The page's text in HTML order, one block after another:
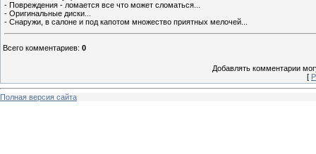
- Повреждения - ломается все что может сломаться...
- Оригинальные диски...
- Снаружи, в салоне и под капотом множество приятных мелочей...
Всего комментариев: 0
Добавлять комментарии
[
Полная версия сайта